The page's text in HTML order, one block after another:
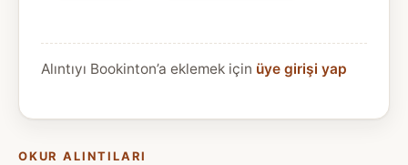
Alıntıyı Bookinton’a eklemek için üye girişi yap
OKUR ALINTILARI